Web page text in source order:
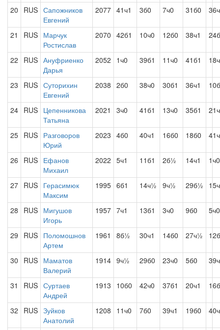
20 RUS Сапожников
Евгений
2077 41ч1 3б0 7ч0 31б0
21 RUS Марчук
Ростислав
2070 42б1 10ч0 12б0 38ч1
22 RUS Ануфриенко
Дарья
2052 1ч0 39б1 11ч0 41б1
23 RUS Суторихин
Евгений
2038 2б0 38ч0 30б1 36ч1
24 RUS Цепенникова
Татьяна
2021 3ч0 41б1 13ч0 35б1
25 RUS Разговоров
Юрий
2023 4б0 40ч1 16б0 18б0
26 RUS Ефанов
Михаил
2022 5ч1 11б1 2б½ 14ч1 1ч0
27 RUS Герасимюк
Максим
1995 6б1 14ч½ 9ч½ 29б½
28 RUS Мигушов
Игорь
1957 7ч1 13б1 3ч0 9б0 5ч0
29 RUS Поломошнов
Артем
1961 8б½ 30ч1 14б0 27ч½
30 RUS Маматов
Валерий
1914 9ч½ 29б0 23ч0 5б0
31 RUS Суртаев
Андрей
1913 10б0 42ч0 37б1 20ч1
32 RUS Зуйков
Анатолий
1208 11ч0 7б0 39ч1 19б0